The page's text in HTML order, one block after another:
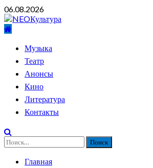
Перейти
к
содержимому
06.08.2026
ОсновноеМузыка
Театр
Анонсы
Кино
Литература
Контакты
Найти:
Главная